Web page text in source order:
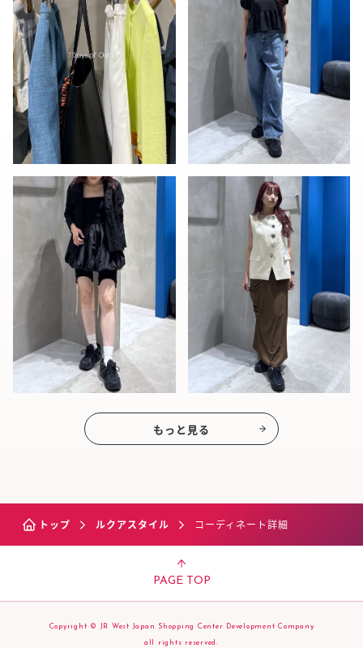
もっと見る
トップ ルクアスタイル コーディネート詳細
PAGE TOP
Copyright © JR West Japan Shopping Center Development Company
all rights reserved.